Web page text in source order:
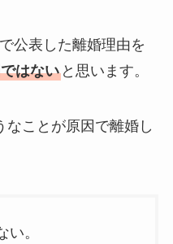
公表した離婚理由を
はないと思います。
なことが原因で離婚し
い。